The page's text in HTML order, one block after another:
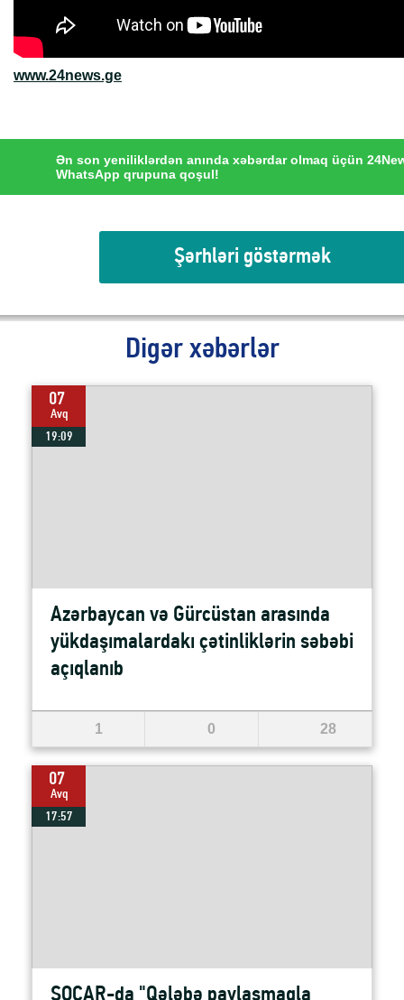
www.24news.ge
Ən son yeniliklərdən anında xəbərdar olmaq üçün
WhatsApp qrupuna qoşul!
Şərhləri göstərmək
Digər xəbərlər
07
Avq
19:09
Azərbaycan və Gürcüstan arasında
yükdaşımalardakı çətinliklərin səbəbi
açıqlanıb
1 0 28
07
Avq
17:57